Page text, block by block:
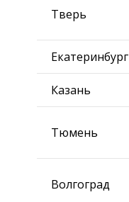
Тверь
Екатеринбург
Казань
Тюмень
Волгоград